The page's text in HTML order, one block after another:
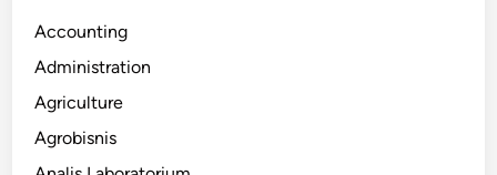
Accounting
Administration
Agriculture
Agrobisnis